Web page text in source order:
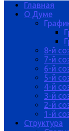
Главная
О Думе
8-й
7-й
6-й
5-й
4-й
3-й
2-й
1-й
Структура